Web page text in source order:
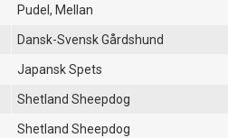
Pudel, Mellan
Dansk-Svensk Gårdshund
Japansk Spets
Shetland Sheepdog
Shetland Sheepdog